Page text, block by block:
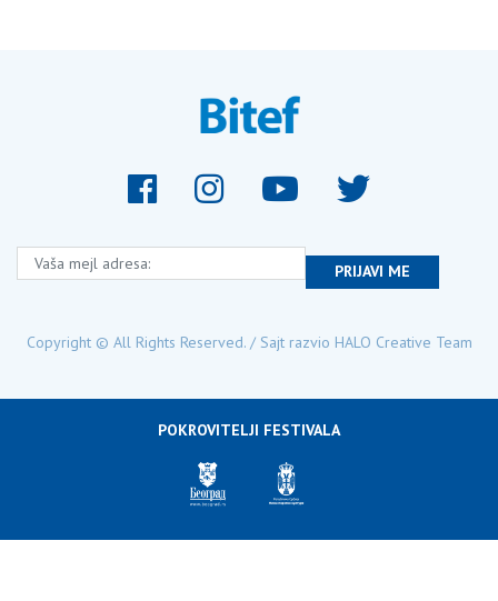
Vaša mejl adresa:
PRIJAVI ME
Copyright © All Rights Reserved. / Sajt razvio HALO Creative Team
POKROVITELJI FESTIVALA